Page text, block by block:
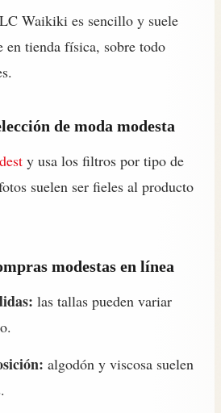
Waikiki es sencillo y suele
en tienda física, sobre todo
de moda modesta
y usa los filtros por tipo de
suelen ser fieles al producto
modestas en línea
las tallas pueden variar
algodón y viscosa suelen